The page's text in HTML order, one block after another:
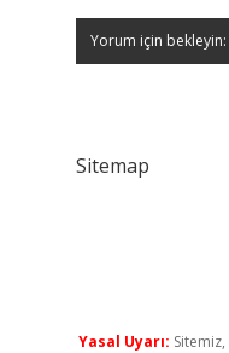
Sitemap
Yasal Uyarı: